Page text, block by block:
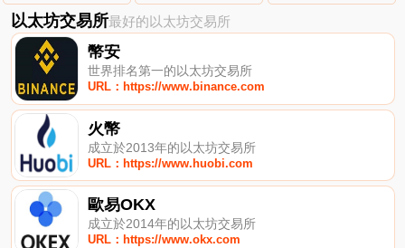
以太坊交易所最好的以太坊交易所
幣安
世界排名第一的以太坊交易所
URL：https://www.binance.com
火幣
成立於2013年的以太坊交易所
URL：https://www.huobi.com
歐易OKX
成立於2014年的以太坊交易所
URL：https://www.okx.com